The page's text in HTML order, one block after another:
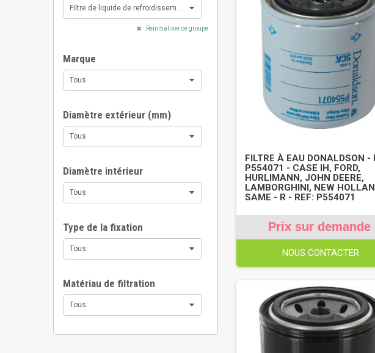
Réinitialiser ce groupe
Marque
Tous
Diamètre extérieur (mm)
Tous
Diamètre intérieur
Tous
Type de la fixation
Tous
Matériau de filtration
Tous
FILTRE À EAU DONALDSON -
P554071 - CASE IH, FORD,
HURLIMANN, JOHN DEERE,
LAMBORGHINI, NEW
SAME - R - REF: P554071
Prix sur demande
NOUS CONTACTER